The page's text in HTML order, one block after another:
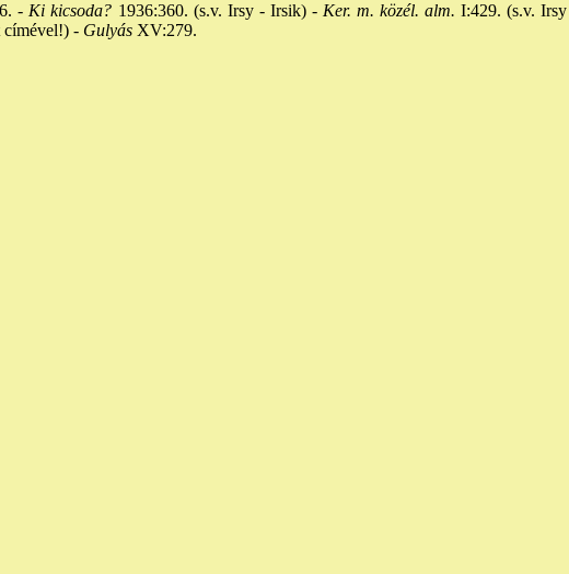
- Ki kicsoda? 1936:360. (s.v. Irsy - Irsik) -Ker. m. közél. alm. I:429. (s.v. Irsy
címével!) - Gulyás XV:279.